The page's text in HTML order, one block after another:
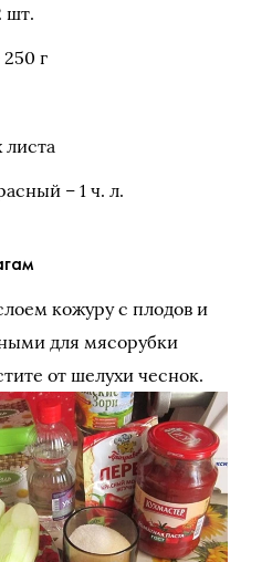
шт.
г
листа
– 1 ч. л.
кожуру с плодов и
для мясорубки
от шелухи чеснок.